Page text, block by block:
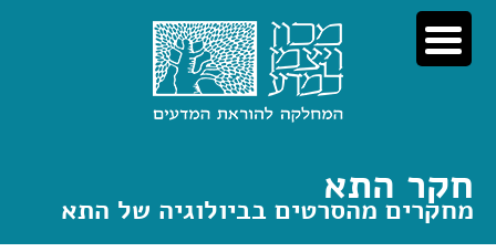
דלג
לתוכן
דלג
לניווט
חקר התא
מחקרים מהסרטים בביולוגיה של התא